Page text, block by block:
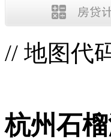
// 地图代
杭州石